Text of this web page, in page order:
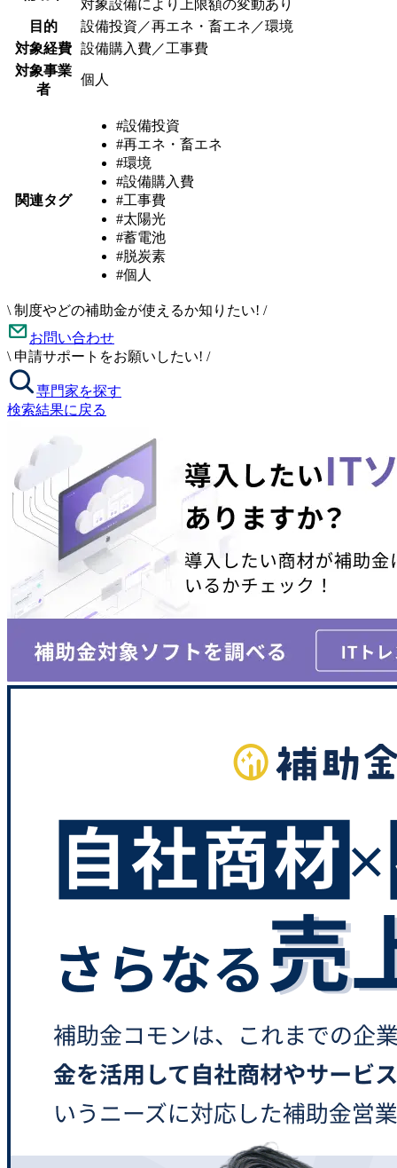
対象設備により上限額の変動あり
目的
設備投資／再エネ・畜エネ／環境
対象経費 設備購入費／工事費
対象事業
者
個人
関連タグ
#設備投資
#再エネ・畜エネ
#環境
#設備購入費
#工事費
#太陽光
#蓄電池
#脱炭素
#個人
\ 制度やどの補助金が使えるか知りたい! /
お問い合わせ
\ 申請サポートをお願いしたい! /
専門家を探す
検索結果に戻る